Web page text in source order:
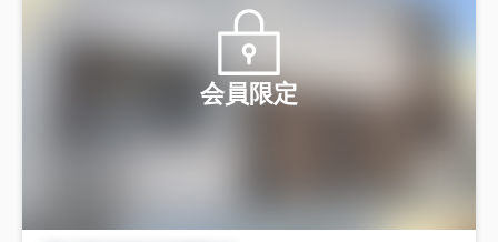
会員限定